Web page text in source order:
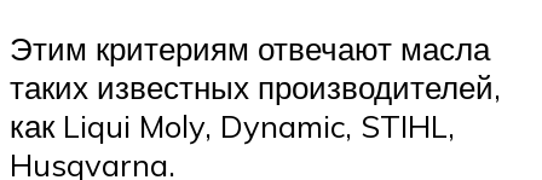
Этим критериям отвечают масла
таких известных производителей,
как Liqui Moly, Dynamic, STIHL,
Husqvarna.